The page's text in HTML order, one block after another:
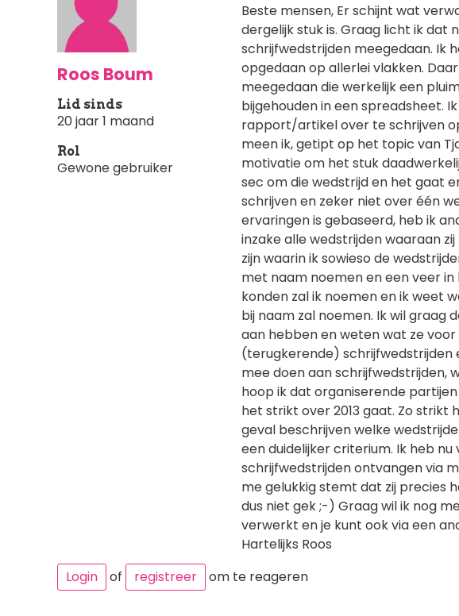
Roos Boum
Lid sinds
20 jaar 1 maand
Rol
Gewone gebruiker
Beste mensen, Er schijnt wat
dergelijk stuk is. Graag licht ik dat
schrijfwedstrijden meegedaan. Ik
opgedaan op allerlei vlakken.
meegedaan die werkelijk een
bijgehouden in een spreadsheet.
rapport/artikel over te schrijven
meen ik, getipt op het topic van
motivatie om het stuk
sec om die wedstrijd en het gaat
schrijven en zeker niet over één
ervaringen is gebaseerd, heb ik
inzake alle wedstrijden waaraan
zijn waarin ik sowieso de
met naam noemen en een veer
konden zal ik noemen en ik weet
bij naam zal noemen. Ik wil
aan hebben en weten wat ze
(terugkerende) schrijfwedstrijden
mee doen aan schrijfwedstrijden,
hoop ik dat organiserende
het strikt over 2013 gaat. Zo strikt
geval beschrijven welke
een duidelijker criterium. Ik heb
schrijfwedstrijden ontvangen via
me gelukkig stemt dat zij precies
dus niet gek ;-) Graag wil ik nog
verwerkt en je kunt ook via een
Hartelijks Roos
Login
of registreer om te reageren